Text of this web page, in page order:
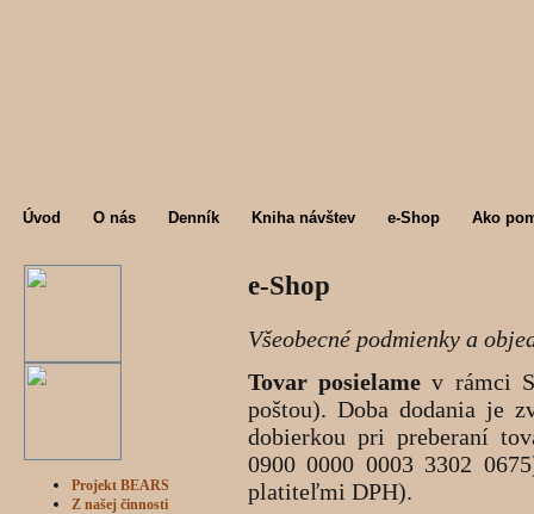
Úvod O nás Denník Kniha návštev e-Shop Ako
Projekt BEARS
Z našej činnosti
e-Shop
Všeobecné podmienky a
Tovar posielame v rámci
poštou). Doba dodania je
dobierkou pri preberaní
0900 0000 0003 3302
platiteľmi DPH).